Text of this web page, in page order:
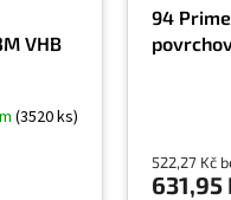
VHB
(3520 ks)
94
522,27 Kč
631,95